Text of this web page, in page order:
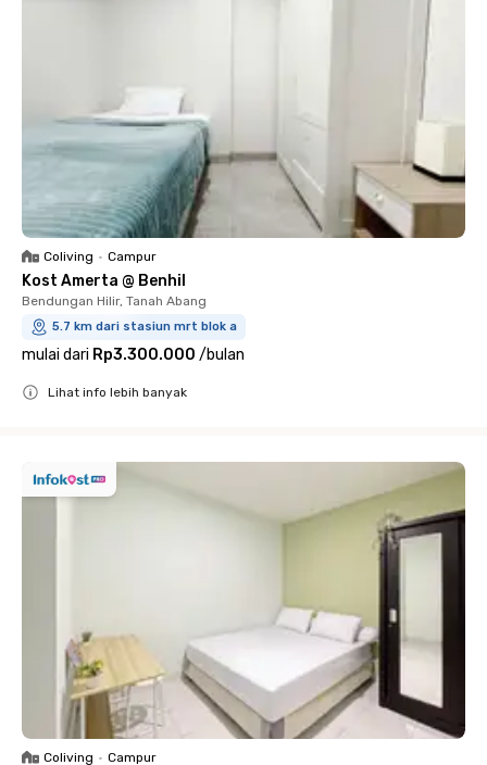
Coliving • Campur
Kost Amerta @ Benhil
Bendungan Hilir, Tanah Abang
5.7 km dari stasiun mrt blok a
mulai dari Rp3.300.000 /bulan
Lihat info lebih banyak
Coliving • Campur